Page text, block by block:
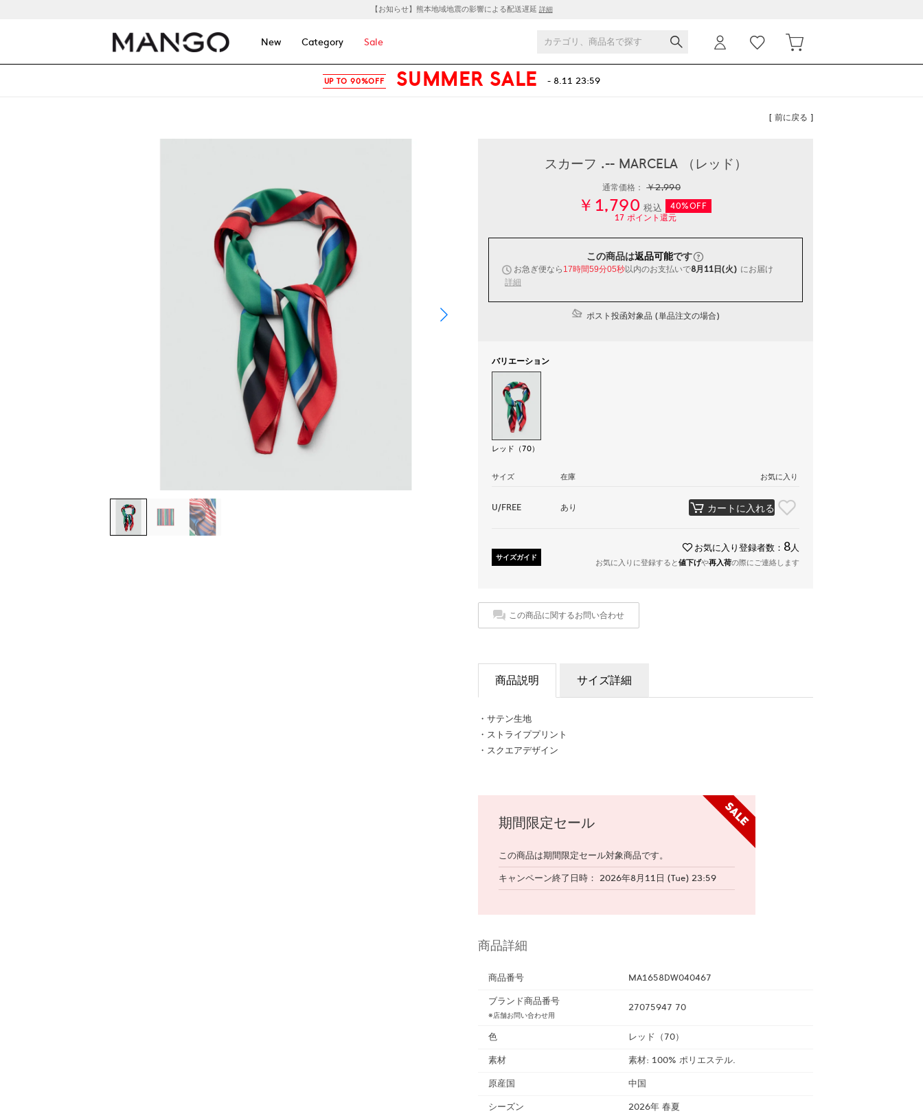
【お知らせ】熊本地域地震の影響による配送遅延 詳細
New Category Sale
UP TO 90%OFF SUMMER SALE - 8.11 23:59
[ 前に戻る ]
スカーフ .-- MARCELA （レッド）
通常価格：￥2,990
￥1,790 税込
40%OFF
17 ポイント還元
この商品は返品可能です
お急ぎ便なら 17時間59分04秒以内のお支払いで8月11日(火) にお届け
詳細
ポスト投函対象品 (単品注文の場合)
バリエーション
レッド（70）
サイズ 在庫 お気に入り
U/FREE あり カートに入れる
サイズガイド
お気に入り登録者数： 8 人
お気に入りに登録すると値下げや再入荷の際にご連絡します
この商品に関するお問い合わせ
商品説明 サイズ詳細
・サテン生地
・ストライププリント
・スクエアデザイン
期間限定セール
この商品は期間限定セール対象商品です。
キャンペーン終了日時
2026年8月11日 (Tue) 23:59
商品詳細
商品番号
MA1658DW040467
ブランド商品番号
※店舗お問い合わせ用
27075947 70
色
レッド（70）
素材
素材: 100% ポリエステル.
原産国
中国
シーズン
2026年 春夏